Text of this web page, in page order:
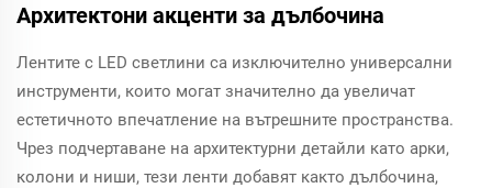
Архитектони акценти за дълбочина
Лентите с LED светлини са изключително универсални
инструменти, които могат значително да увеличат
естетичното впечатление на вътрешните пространства.
Чрез подчертаване на архитектурни детайли като арки,
колони и ниши, тези ленти добавят както дълбочина,